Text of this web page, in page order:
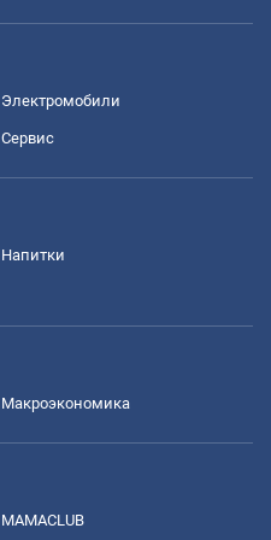
Электромобили
Сервис
Напитки
Mакроэкономика
MAMACLUB